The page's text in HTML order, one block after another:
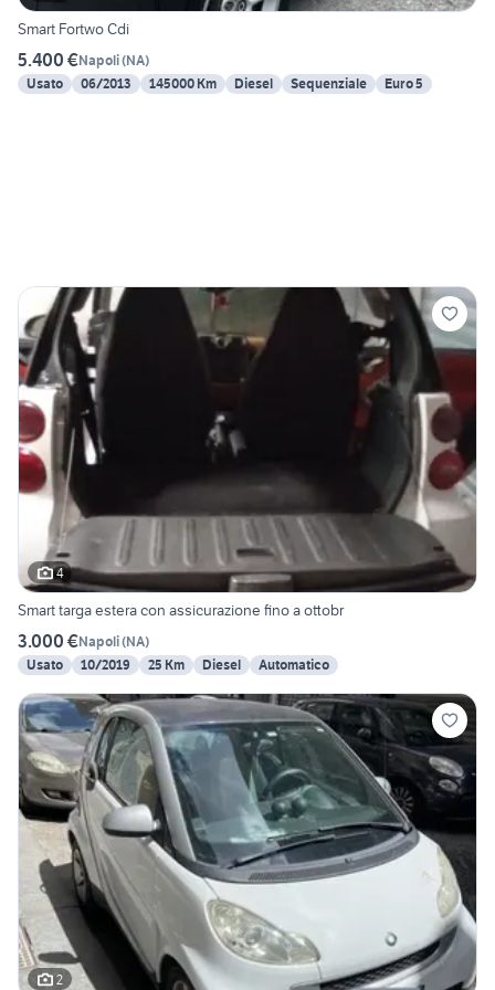
Smart Fortwo Cdi
5.400 €Napoli(NA)
Usato
06/2013 145000 Km Diesel Sequenziale Euro 5
4
Smart targa estera con assicurazione fino a ottobr
3.000 €Napoli(NA)
Usato
10/2019 25 Km Diesel Automatico
2